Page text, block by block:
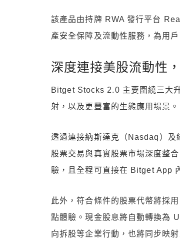
該產品由持牌 RWA 發行平台
產安全保障及流動性服務，為用
深度連接美股流動性
Bitget Stocks 2.0 主要圍繞三大
射，以及更豐富的生態應用場景。
透過連接納斯達克（Nasdaq）
股票交易與真實股票市場深度整
驗，且全程可直接在 Bitget App
此外，符合條件的股票代幣將採
點體驗。現金股息將自動轉換為
向拆股等企業行動，也將同步映